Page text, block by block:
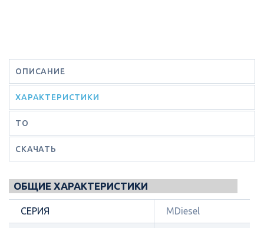
ОПИСАНИЕ
ХАРАКТЕРИСТИКИ
ТО
СКАЧАТЬ
ОБЩИЕ ХАРАКТЕРИСТИКИ
СЕРИЯ MDiesel